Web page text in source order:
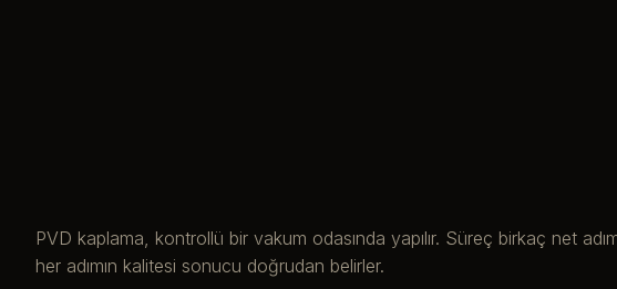
PVD kaplama, kontrollü bir vakum odasında yapılır. Süreç birkaç net
her adımın kalitesi sonucu doğrudan belirler.